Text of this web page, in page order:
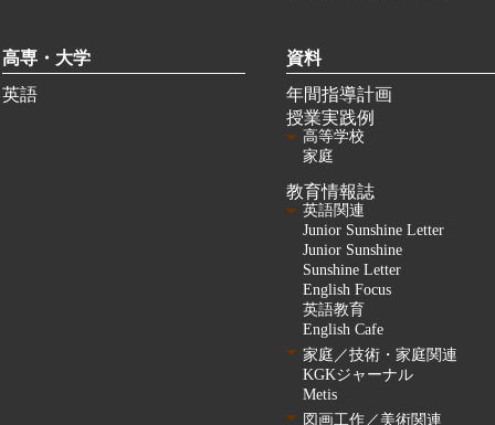
高専・大学
英語
資料
年間指導計画
授業実践例
高等学校
家庭
教育情報誌
英語関連
Junior Sunshine Letter
Junior Sunshine
Sunshine Letter
English Focus
英語教育
English Cafe
家庭／技術・家庭関連
KGKジャーナル
Metis
図画工作／美術関連